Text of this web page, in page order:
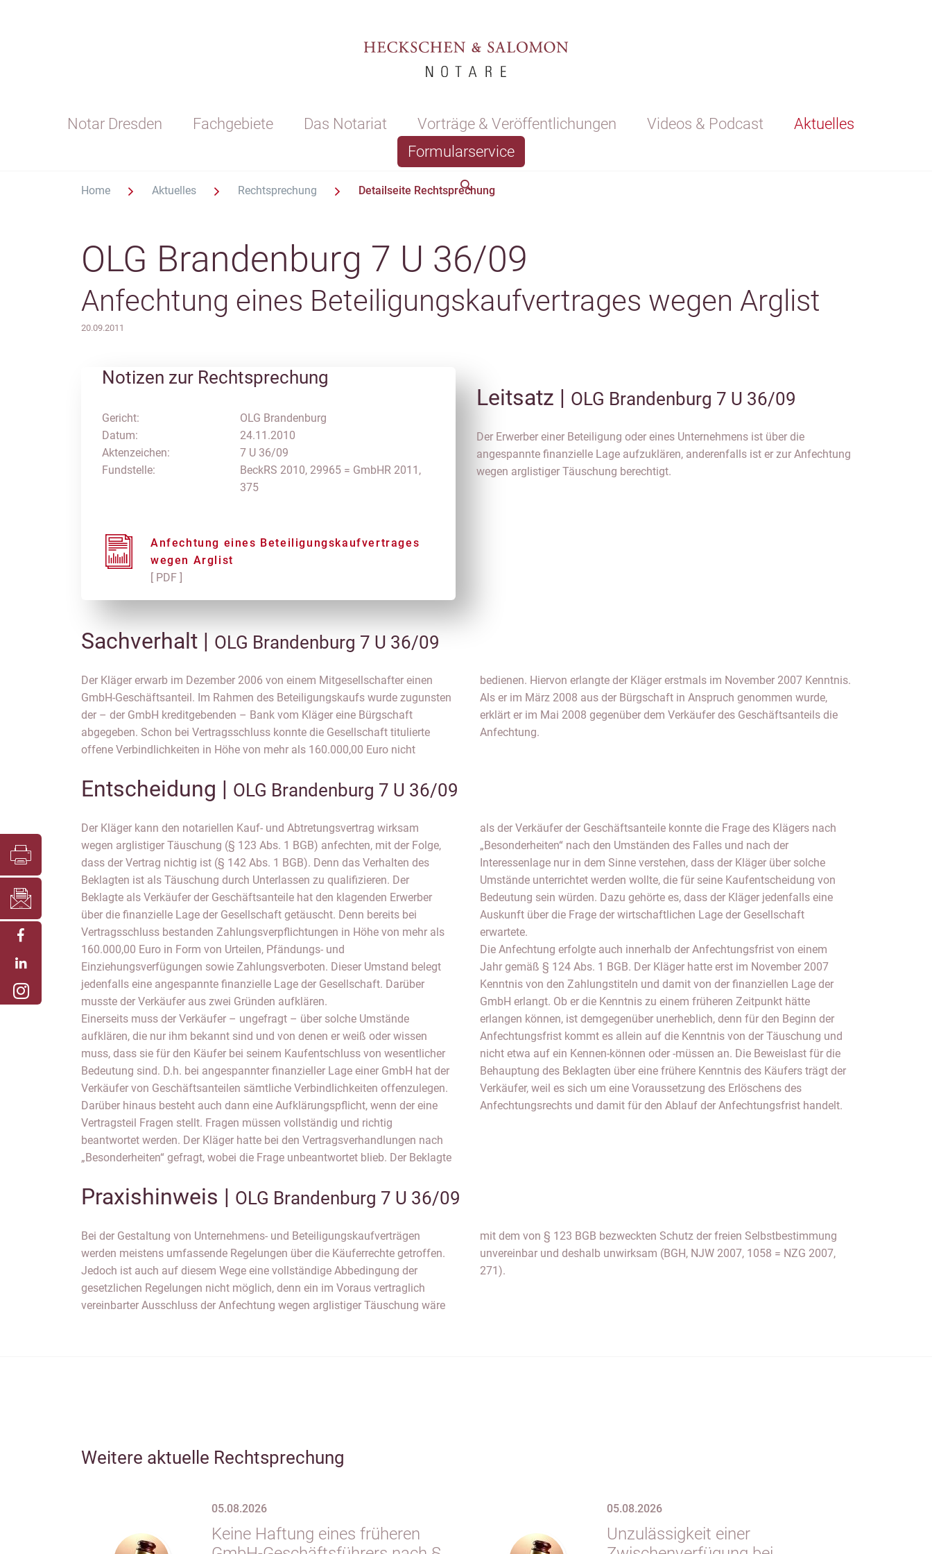
Notar Dresden Fachgebiete Das Notariat Vorträge & Veröffentlichungen Videos & Podcast
Aktuelles
Formularservice
Home Aktuelles Rechtsprechung Detailseite Rechtsprechung
OLG Brandenburg 7 U 36/09
Anfechtung eines Beteiligungskaufvertrages wegen Arglist
20.09.2011
Notizen zur Rechtsprechung
Gericht:
Datum:
Aktenzeichen:
Fundstelle:
OLG Brandenburg
24.11.2010
7 U 36/09
BeckRS 2010, 29965 = GmbHR 2011,
375
Anfechtung eines Beteiligungskaufvertrages
wegen Arglist
[ PDF ]
Leitsatz | OLG Brandenburg 7 U 36/09
Der Erwerber einer Beteiligung oder eines Unternehmens ist über die
angespannte finanzielle Lage aufzuklären, anderenfalls ist er zur Anfechtung
wegen arglistiger Täuschung berechtigt.
Sachverhalt | OLG Brandenburg 7 U 36/09
Der Kläger erwarb im Dezember 2006 von einem Mitgesellschafter einen
GmbH-Geschäftsanteil. Im Rahmen des Beteiligungskaufs wurde zugunsten
der – der GmbH kreditgebenden – Bank vom Kläger eine Bürgschaft
abgegeben. Schon bei Vertragsschluss konnte die Gesellschaft titulierte
offene Verbindlichkeiten in Höhe von mehr als 160.000,00 Euro nicht
bedienen. Hiervon erlangte der Kläger erstmals im November 2007 Kenntnis.
Als er im März 2008 aus der Bürgschaft in Anspruch genommen wurde,
erklärt er im Mai 2008 gegenüber dem Verkäufer des Geschäftsanteils die
Anfechtung.
Entscheidung | OLG Brandenburg 7 U 36/09
Der Kläger kann den notariellen Kauf- und Abtretungsvertrag wirksam
wegen arglistiger Täuschung (§ 123 Abs. 1 BGB) anfechten, mit der Folge,
dass der Vertrag nichtig ist (§ 142 Abs. 1 BGB). Denn das Verhalten des
Beklagten ist als Täuschung durch Unterlassen zu qualifizieren. Der
Beklagte als Verkäufer der Geschäftsanteile hat den klagenden Erwerber
über die finanzielle Lage der Gesellschaft getäuscht. Denn bereits bei
Vertragsschluss bestanden Zahlungsverpflichtungen in Höhe von mehr als
160.000,00 Euro in Form von Urteilen, Pfändungs- und
Einziehungsverfügungen sowie Zahlungsverboten. Dieser Umstand belegt
jedenfalls eine angespannte finanzielle Lage der Gesellschaft. Darüber
musste der Verkäufer aus zwei Gründen aufklären.
Einerseits muss der Verkäufer – ungefragt – über solche Umstände
aufklären, die nur ihm bekannt sind und von denen er weiß oder wissen
muss, dass sie für den Käufer bei seinem Kaufentschluss von wesentlicher
Bedeutung sind. D.h. bei angespannter finanzieller Lage einer GmbH hat der
Verkäufer von Geschäftsanteilen sämtliche Verbindlichkeiten offenzulegen.
Darüber hinaus besteht auch dann eine Aufklärungspflicht, wenn der eine
Vertragsteil Fragen stellt. Fragen müssen vollständig und richtig
beantwortet werden. Der Kläger hatte bei den Vertragsverhandlungen nach
„Besonderheiten“ gefragt, wobei die Frage unbeantwortet blieb. Der Beklagte
als der Verkäufer der Geschäftsanteile konnte die Frage des Klägers nach
„Besonderheiten“ nach den Umständen des Falles und nach der
Interessenlage nur in dem Sinne verstehen, dass der Kläger über solche
Umstände unterrichtet werden wollte, die für seine Kaufentscheidung von
Bedeutung sein würden. Dazu gehörte es, dass der Kläger jedenfalls eine
Auskunft über die Frage der wirtschaftlichen Lage der Gesellschaft
erwartete.
Die Anfechtung erfolgte auch innerhalb der Anfechtungsfrist von einem
Jahr gemäß § 124 Abs. 1 BGB. Der Kläger hatte erst im November 2007
Kenntnis von den Zahlungstiteln und damit von der finanziellen Lage der
GmbH erlangt. Ob er die Kenntnis zu einem früheren Zeitpunkt hätte
erlangen können, ist demgegenüber unerheblich, denn für den Beginn der
Anfechtungsfrist kommt es allein auf die Kenntnis von der Täuschung und
nicht etwa auf ein Kennen-können oder -müssen an. Die Beweislast für die
Behauptung des Beklagten über eine frühere Kenntnis des Käufers trägt der
Verkäufer, weil es sich um eine Voraussetzung des Erlöschens des
Anfechtungsrechts und damit für den Ablauf der Anfechtungsfrist handelt.
Praxishinweis | OLG Brandenburg 7 U 36/09
Bei der Gestaltung von Unternehmens- und Beteiligungskaufverträgen
werden meistens umfassende Regelungen über die Käuferrechte getroffen.
Jedoch ist auch auf diesem Wege eine vollständige Abbedingung der
gesetzlichen Regelungen nicht möglich, denn ein im Voraus vertraglich
vereinbarter Ausschluss der Anfechtung wegen arglistiger Täuschung wäre
mit dem von § 123 BGB bezweckten Schutz der freien Selbstbestimmung
unvereinbar und deshalb unwirksam (BGH, NJW 2007, 1058 = NZG 2007,
271).
Weitere aktuelle Rechtsprechung
05.08.2026
Keine Haftung eines früheren
05.08.2026
Unzulässigkeit einer